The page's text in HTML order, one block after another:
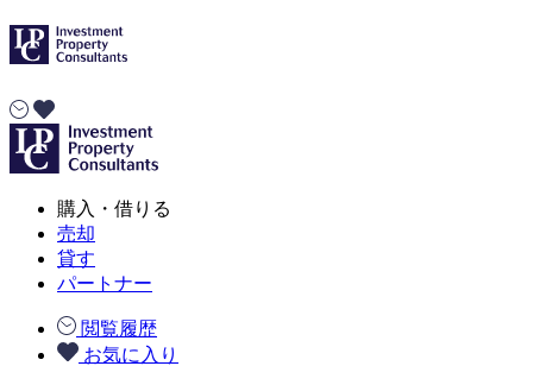
購入・借りる
売却
貸す
パートナー
閲覧履歴
お気に入り